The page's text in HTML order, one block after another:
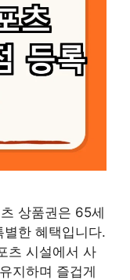
상품권은 65세
한 혜택입니다.
츠 시설에서 사
지하며 즐겁게